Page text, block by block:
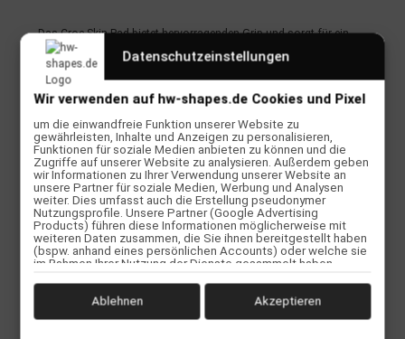
Das Croc-Skin-Pad bietethervorragenden Grip und sorgt für ein
sicheres Fahrgefühl. Mit einem Maß von 83 cm Länge, 38 cm
Breite und einer Dicke von 3,5 cm bei einem Volumen von 9 Litern,
ist dieses Board perfekt für Fahrer, die auf der Suche nach dem
kleinst möglichen, steifsten und sehr leichten Board sind.
Schlanke Outline:
Dank der schlankeren Outline ist das Board reaktionsfreudiger
und agiler, sodass das es härter und enger gecarved werden kann,
ohne befürchten zu müssen, dass die Rails hängen bleiben.
22 cm Lio Tec-Schienen:
Können und persönlichem Geschmack.
Datenschutzeinstellungen
Wir verwenden auf hw-shapes.de Cookies und Pixel
um die einwandfreie Funktion unserer Website zu
gewährleisten, Inhalte und Anzeigen zu personalisieren,
Funktionen für soziale Medien anbieten zu können und die
Zugriffe auf unserer Website zu analysieren. Außerdem geben
wir Informationen zu Ihrer Verwendung unserer Website an
unsere Partner für soziale Medien, Werbung und Analysen
weiter. Dies umfasst auch die Erstellung pseudonymer
Nutzungsprofile. Unsere Partner (Google Advertising
Products) führen diese Informationen möglicherweise mit
weiteren Daten zusammen, die Sie ihnen bereitgestellt haben
(bspw. anhand eines persönlichen Accounts) oder welche sie
im Rahmen Ihrer Nutzung der Dienste gesammelt haben
Nutzung von Cookies und Pixeln können Sie jederzeit
widerrufen, indem Sie auf den Datenschutz-Button links unten
Ablehnen Akzeptieren